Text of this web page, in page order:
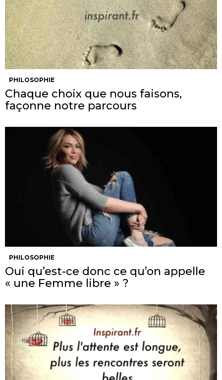
PHILOSOPHIE
Chaque choix que nous faisons,
façonne notre parcours
PHILOSOPHIE
Oui qu’est-ce donc ce qu’on appelle
« une Femme libre » ?